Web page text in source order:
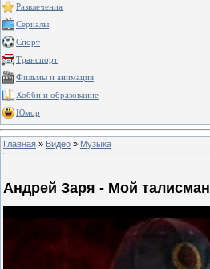
Развлечения
Сериалы
Спорт
Транспорт
Фильмы и анимация
Хобби и образование
Юмор
Главная » Видео » Музыка
Андрей Заря - Мой талисман